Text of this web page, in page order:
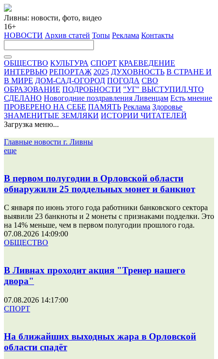
Ливны: новости, фото, видео
16+
НОВОСТИ Архив статей Топы Реклама Контакты
ОБЩЕСТВО КУЛЬТУРА СПОРТ КРАЕВЕДЕНИЕ
ИНТЕРВЬЮ РЕПОРТАЖ 2025 ДУХОВНОСТЬ В СТРАНЕ И
В МИРЕ ДОМ-САД-ОГОРОД ПОГОДА СВО
ОБРАЗОВАНИЕ ПОДРОБНОСТИ "УГ" ВЫСТУПИЛ.ЧТО
СДЕЛАНО Новогодние поздравления Ливенцам Есть мнение
ПРОВЕРЕНО НА СЕБЕ ПАМЯТЬ Реклама Здоровье
ЗНАМЕНИТЫЕ ЗЕМЛЯКИ ИСТОРИИ ЧИТАТЕЛЕЙ
Загрузка меню...
Главные новости г. Ливны
еще
В первом полугодии в Орловской области
обнаружили 25 поддельных монет и банкнот
С января по июнь этого года работники банковского сектора
выявили 23 банкноты и 2 монеты с признаками подделки. Это
на 14% меньше, чем в первом полугодии прошлого года.
07.08.2026 14:09:00
ОБЩЕСТВО
В Ливнах проходит акция "Тренер нашего
двора"
07.08.2026 14:17:00
СПОРТ
На ближайших выходных жара в Орловской
области спадёт